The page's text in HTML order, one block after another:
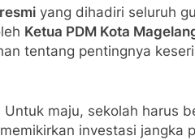
yang dihadiri seluruh
Ketua PDM Kota
tentang pentingnya
Untuk maju, sekolah harus
investasi jangka